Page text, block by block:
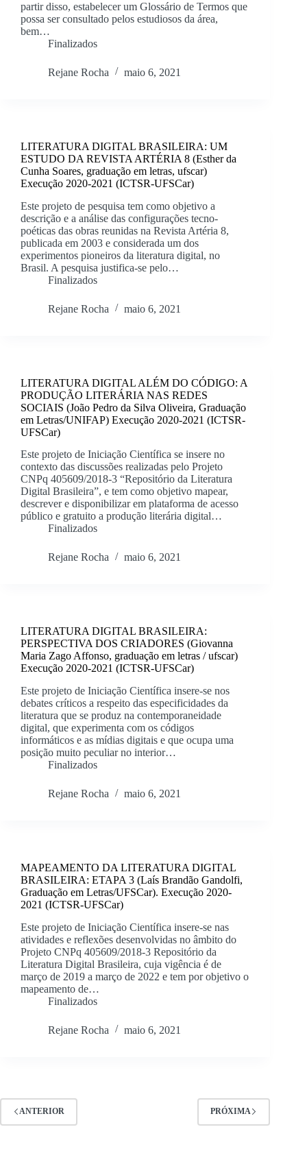
partir disso, estabelecer um Glossário de Termos que
possa ser consultado pelos estudiosos da área,
bem…
Finalizados
Rejane Rocha maio 6, 2021
LITERATURA DIGITAL BRASILEIRA: UM
ESTUDO DA REVISTA ARTÉRIA 8 (Esther da
Cunha Soares, graduação em letras, ufscar)
Execução 2020-2021 (ICTSR-UFSCar)
Este projeto de pesquisa tem como objetivo a
descrição e a análise das configurações tecno-
poéticas das obras reunidas na Revista Artéria 8,
publicada em 2003 e considerada um dos
experimentos pioneiros da literatura digital, no
Brasil. A pesquisa justifica-se pelo…
Finalizados
Rejane Rocha maio 6, 2021
LITERATURA DIGITAL ALÉM DO CÓDIGO: A
PRODUÇÃO LITERÁRIA NAS REDES
SOCIAIS (João Pedro da Silva Oliveira, Graduação
em Letras/UNIFAP) Execução 2020-2021 (ICTSR-
UFSCar)
Este projeto de Iniciação Científica se insere no
contexto das discussões realizadas pelo Projeto
CNPq 405609/2018-3 “Repositório da Literatura
Digital Brasileira”, e tem como objetivo mapear,
descrever e disponibilizar em plataforma de acesso
público e gratuito a produção literária digital…
Finalizados
Rejane Rocha maio 6, 2021
LITERATURA DIGITAL BRASILEIRA:
PERSPECTIVA DOS CRIADORES (Giovanna
Maria Zago Affonso, graduação em letras / ufscar)
Execução 2020-2021 (ICTSR-UFSCar)
Este projeto de Iniciação Científica insere-se nos
debates críticos a respeito das especificidades da
literatura que se produz na contemporaneidade
digital, que experimenta com os códigos
informáticos e as mídias digitais e que ocupa uma
posição muito peculiar no interior…
Finalizados
Rejane Rocha maio 6, 2021
MAPEAMENTO DA LITERATURA DIGITAL
BRASILEIRA: ETAPA 3 (Laís Brandão Gandolfi,
Graduação em Letras/UFSCar). Execução 2020-
2021 (ICTSR-UFSCar)
Este projeto de Iniciação Científica insere-se nas
atividades e reflexões desenvolvidas no âmbito do
Projeto CNPq 405609/2018-3 Repositório da
Literatura Digital Brasileira, cuja vigência é de
março de 2019 a março de 2022 e tem por objetivo o
mapeamento de…
Finalizados
Rejane Rocha maio 6, 2021
ANTERIOR PRÓXIMA